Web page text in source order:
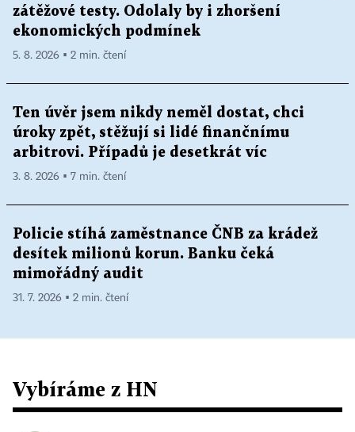
zátěžové testy. Odolaly by i zhoršení
ekonomických podmínek
5. 8. 2026 ▪ 2 min. čtení
Ten úvěr jsem nikdy neměl dostat, chci
úroky zpět, stěžují si lidé finančnímu
arbitrovi. Případů je desetkrát víc
3. 8. 2026 ▪ 7 min. čtení
Policie stíhá zaměstnance ČNB za krádež
desítek milionů korun. Banku čeká
mimořádný audit
31. 7. 2026 ▪ 2 min. čtení
Vybíráme z HN